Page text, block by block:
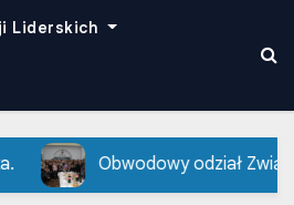
Liderskich
odział Związku Polaków